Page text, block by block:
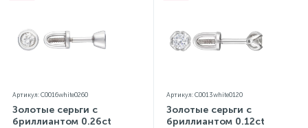
Артикул: C0016white0260
Золотые серьги с
бриллиантом 0.26ct
Артикул: C0013white0120
Золотые серьги с
бриллиантом 0.12ct